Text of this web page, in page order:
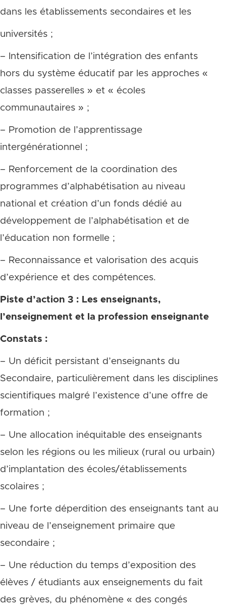
dans les établissements secondaires et les
universités ;
– Intensification de l’intégration des enfants
hors du système éducatif par les approches «
classes passerelles » et « écoles
communautaires » ;
– Promotion de l’apprentissage
intergénérationnel ;
– Renforcement de la coordination des
programmes d’alphabétisation au niveau
national et création d’un fonds dédié au
développement de l’alphabétisation et de
l’éducation non formelle ;
– Reconnaissance et valorisation des acquis
d’expérience et des compétences.
Piste d’action 3 : Les enseignants,
l’enseignement et la profession enseignante
Constats :
– Un déficit persistant d’enseignants du
Secondaire, particulièrement dans les disciplines
scientifiques malgré l’existence d’une offre de
formation ;
– Une allocation inéquitable des enseignants
selon les régions ou les milieux (rural ou urbain)
d’implantation des écoles/établissements
scolaires ;
– Une forte déperdition des enseignants tant au
niveau de l’enseignement primaire que
secondaire ;
– Une réduction du temps d’exposition des
élèves / étudiants aux enseignements du fait
des grèves, du phénomène « des congés